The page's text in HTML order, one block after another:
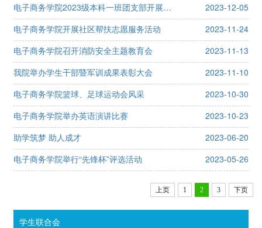
电子商务学院2023级本科一班团支部开展社区志愿服务
2023-12-05
电子商务学院开展社区帮扶志愿服务活动
2023-11-24
电子商务学院召开消防安全主题教育会
2023-11-13
我院举办学生干部暨军训成果表彰大会
2023-11-10
电子商务学院篮球、足球运动会风采
2023-10-30
电子商务学院举办英语演讲比赛
2023-10-23
助学筑梦 助人成才
2023-06-20
电子商务学院举行“先锋杯”评选活动
2023-05-26
上页 1 2 3 下页
学生联合会